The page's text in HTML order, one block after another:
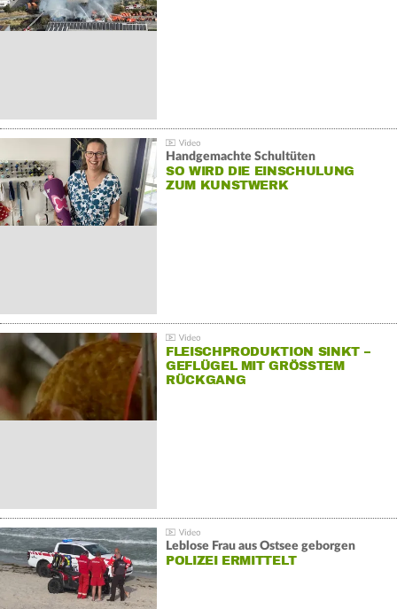
Handgemachte Schultüten
SO WIRD DIE EINSCHULUNG
ZUM KUNSTWERK
FLEISCHPRODUKTION SINKT –
GEFLÜGEL MIT GRÖSSTEM R
ÜCKGANG
Leblose Frau aus Ostsee geborgen
POLIZEI ERMITTELT